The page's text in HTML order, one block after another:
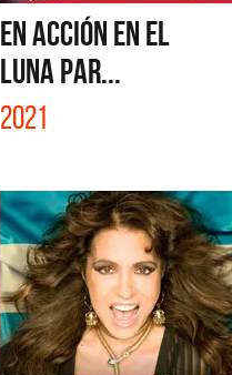
EN ACCIÓN EN EL
LUNA PAR...
2021